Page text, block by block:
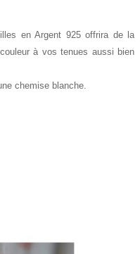
en Argent 925 offrira de la
à vos tenues aussi bien
chemise blanche.